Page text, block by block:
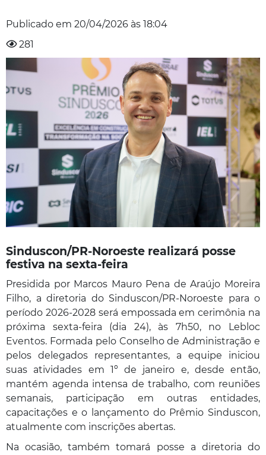
Publicado em 20/04/2026 às 18:04
281
Sinduscon/PR-Noroeste realizará posse
festiva na sexta-feira
Presidida por Marcos Mauro Pena de Araújo Moreira
Filho, a diretoria do Sinduscon/PR-Noroeste para o
período 2026-2028 será empossada em cerimônia na
próxima sexta-feira (dia 24), às 7h50, no Lebloc
Eventos. Formada pelo Conselho de Administração e
pelos delegados representantes, a equipe iniciou
suas atividades em 1º de janeiro e, desde então,
mantém agenda intensa de trabalho, com reuniões
semanais, participação em outras entidades,
capacitações e o lançamento do Prêmio Sinduscon,
atualmente com inscrições abertas.
Na ocasião, também tomará posse a diretoria do